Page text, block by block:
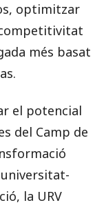
optimitzar
més basat
el potencial
del Camp de
la URV